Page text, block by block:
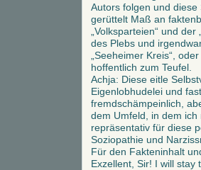
Autors folgen und
gerüttelt Maß an
„Volksparteien“ und
des Plebs und
„Seeheimer Kreis“,
hoffentlich zum Teufel.
Achja: Diese eitle
Eigenlobhudelei und
fremdschämpeinlich,
dem Umfeld, in dem
repräsentativ für diese
Soziopathie und
Für den Fakteninhalt
Exzellent, Sir! I will stay